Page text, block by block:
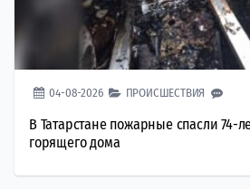
04-08-2026 ПРОИСШЕСТВИЯ
В Татарстане пожарные спасли
горящего дома